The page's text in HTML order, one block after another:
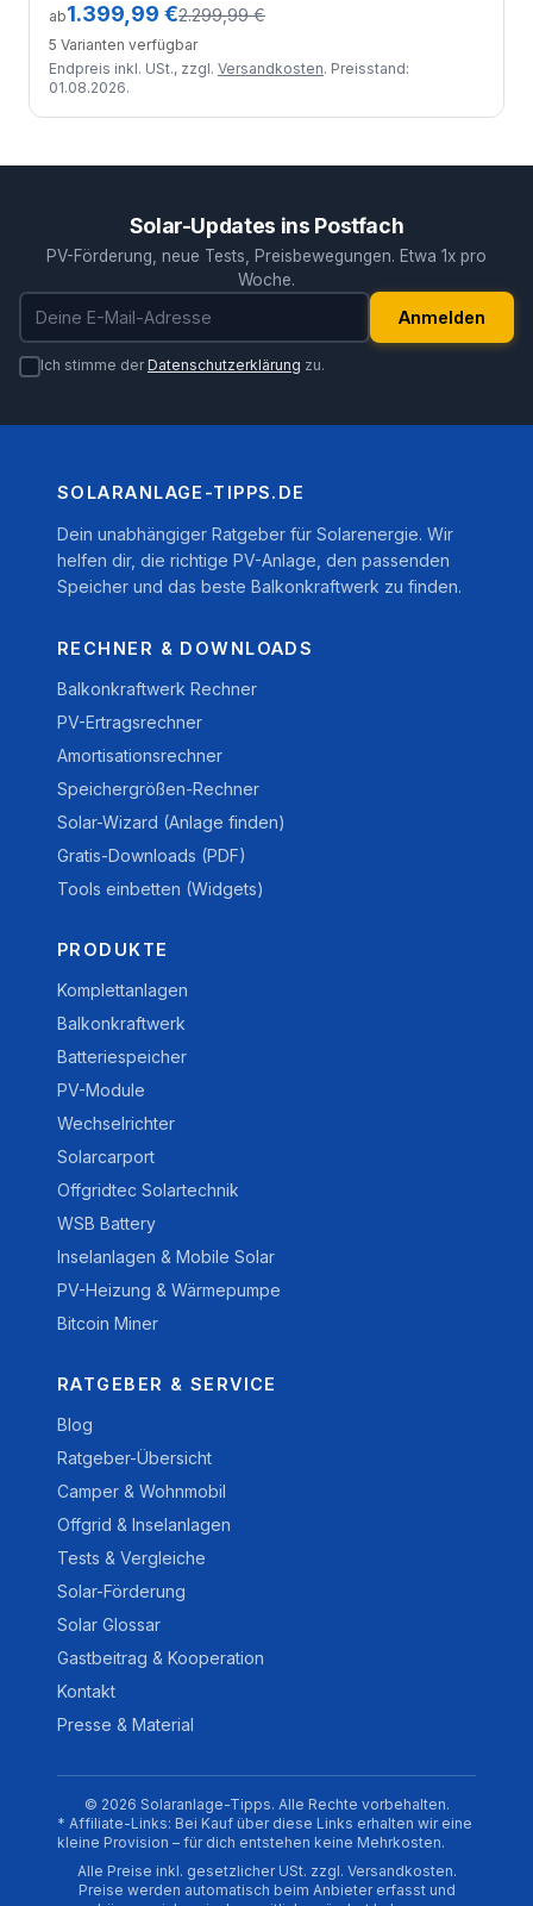
ab1.399,99 €2.299,99 €
5 Varianten verfügbar
Endpreis inkl. USt., zzgl. Versandkosten. Preisstand:
01.08.2026.
Solar-Updates ins Postfach
PV-Förderung, neue Tests, Preisbewegungen. Etwa 1x pro
Woche.
E-Mail-Adresse
Anmelden
Ich stimme derDatenschutzerklärung zu.
SOLARANLAGE-TIPPS.DE
Dein unabhängiger Ratgeber für Solarenergie. Wir
helfen dir, die richtige PV-Anlage, den passenden
Speicher und das beste Balkonkraftwerk zu finden.
RECHNER & DOWNLOADS
Balkonkraftwerk Rechner
PV-Ertragsrechner
Amortisationsrechner
Speichergrößen-Rechner
Solar-Wizard (Anlage finden)
Gratis-Downloads (PDF)
Tools einbetten (Widgets)
PRODUKTE
Komplettanlagen
Balkonkraftwerk
Batteriespeicher
PV-Module
Wechselrichter
Solarcarport
Offgridtec Solartechnik
WSB Battery
Inselanlagen & Mobile Solar
PV-Heizung & Wärmepumpe
Bitcoin Miner
RATGEBER & SERVICE
Blog
Ratgeber-Übersicht
Camper & Wohnmobil
Offgrid & Inselanlagen
Tests & Vergleiche
Solar-Förderung
Solar Glossar
Gastbeitrag & Kooperation
Kontakt
Presse & Material
© 2026 Solaranlage-Tipps. Alle Rechte vorbehalten.
* Affiliate-Links: Bei Kauf über diese Links erhalten wir eine
kleine Provision – für dich entstehen keine Mehrkosten.
Alle Preise inkl. gesetzlicher USt. zzgl. Versandkosten.
Preise werden automatisch beim Anbieter erfasst und